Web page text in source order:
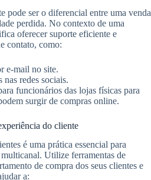
pode ser o diferencial entre uma venda
perdida. No contexto de uma
oferecer suporte eficiente e
contato, como:
e-mail no site.
nas redes sociais.
funcionários das lojas físicas para
surgir de compras online.
do cliente
é uma prática essencial para
Utilize ferramentas de
de compra dos seus clientes e
a: